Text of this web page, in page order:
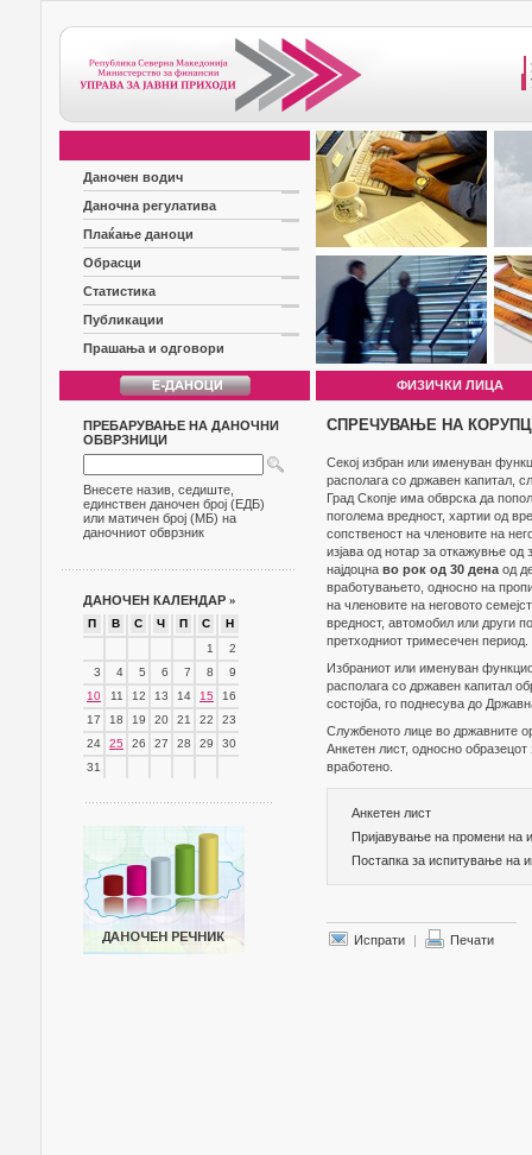
Даночен водич
Даночна регулатива
Плаќање даноци
Обрасци
Статистика
Публикации
Прашања и одговори
ФИЗИЧКИ ЛИЦА
ПРЕБАРУВАЊЕ НА ДАНОЧНИ
ОБВРЗНИЦИ
Внесете назив, седиште,
единствен даночен број (ЕДБ)
или матичен број (МБ) на
даночниот обврзник
ДАНОЧЕН КАЛЕНДАР »
П В С Ч П С
Н
1
2
3
4 5 6 7 8
9
10
11 12 13 14 15
16
17
18 19 20 21 22
23
24
25 26 27 28 29
30
31
СПРЕЧУВАЊЕ НА
Секој избран или именуван
располага со државен капитал,
Град Скопје има обврска да
поголема вредност, хартии од
сопственост на членовите на
изјава од нотар за откажувње
најдоцна во рок од 30 дена од
вработувањето, односно на
на членовите на неговото
вредност, автомобил или други
претходниот тримесечен период.
Избраниот или именуван
располага со државен капитал
состојба, го поднесува до
Службеното лице во државните
Анкетен лист, односно
вработено.
Анкетен лист
Пријавување на промени на
Постапка за испитување на
Испрати | Печати